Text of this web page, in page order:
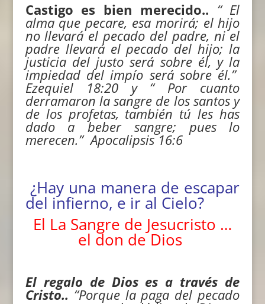
Castigo es bien merecido.. “El
alma que pecare, esa morirá; el hijo
no llevará el pecado del padre, ni el
padre llevará el pecado del hijo; la
justicia del justo será sobre él, y la
impiedad del impío será sobre él.”
Ezequiel18:20 y “Por cuanto
derramaron la sangre de los santos y
de los profetas, también tú les has
dado a beber sangre; pues lo
merecen.”Apocalipsis 16:6
¿Hay una manera de escapar
del infierno, e ir al Cielo?
El La Sangre de Jesucristo …
el don de Dios
El regalo de Dios es a través de
Cristo.. “Porque la paga del pecado